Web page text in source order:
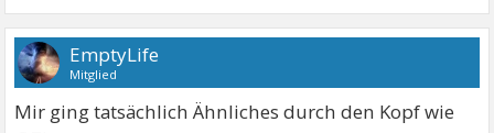
EmptyLife
Mitglied
Mir ging tatsächlich Ähnliches durch den Kopf wie